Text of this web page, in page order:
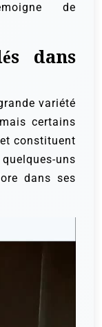
de
dans
variété
certains
constituent
uns
dans ses